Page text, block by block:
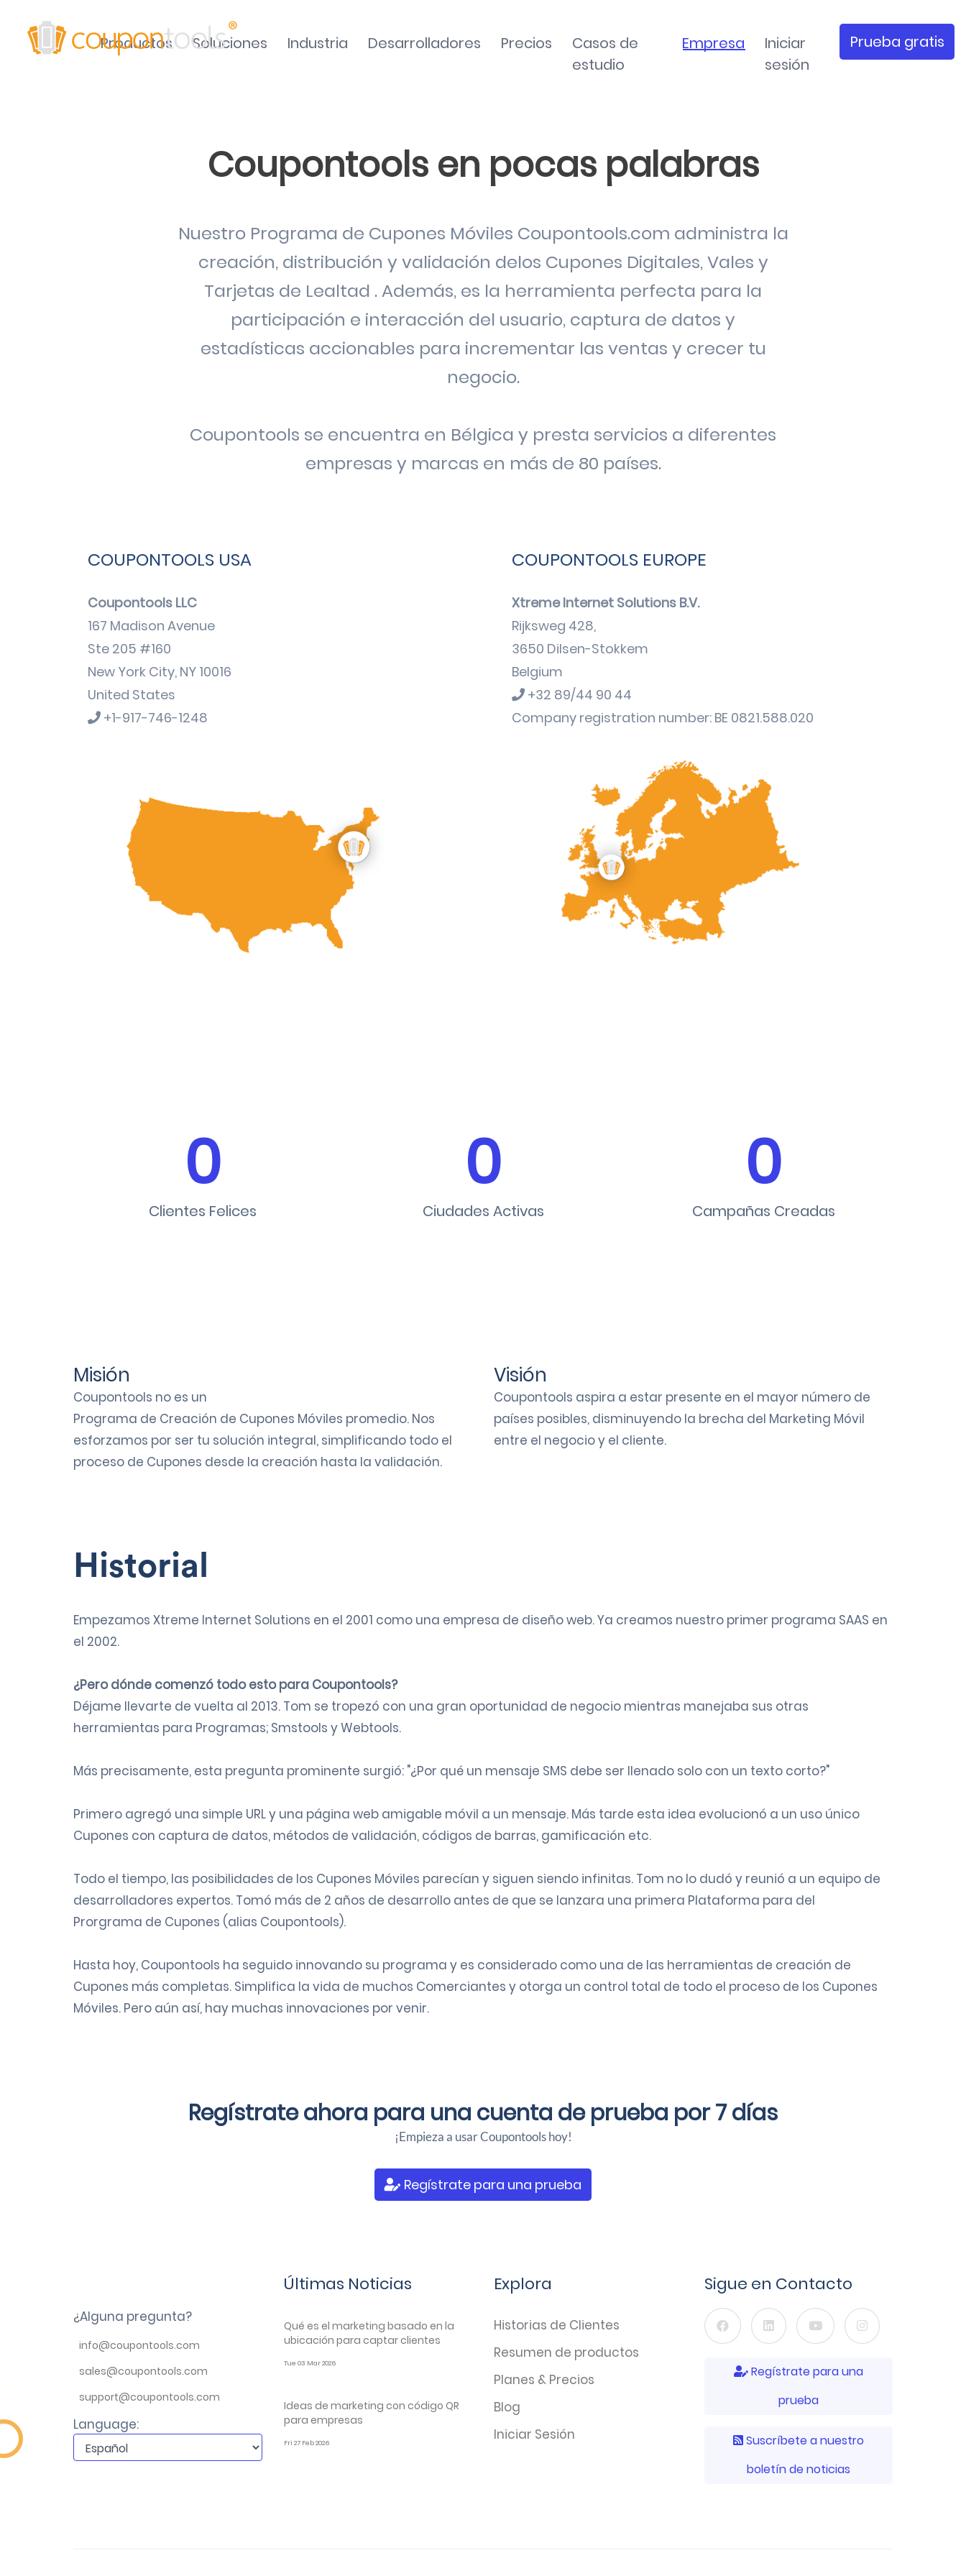
Productos Soluciones Industria Desarrolladores Precios
Casos de
estudio
Empresa
Iniciar
sesión
Prueba gratis
Coupontools en pocas palabras
Nuestro Programa de Cupones Móviles Coupontools.com administra la
creación, distribución y validación delos Cupones Digitales, Vales y
Tarjetas de Lealtad . Además, es la herramienta perfecta para la
participación e interacción del usuario, captura de datos y
estadísticas accionables para incrementar las ventas y crecer tu
negocio.
Coupontools se encuentra en Bélgica y presta servicios a diferentes
empresas y marcas en más de 80 países.
COUPONTOOLS USA
Coupontools LLC
167 Madison Avenue
Ste 205 #160
New York City, NY 10016
United States
+1-917-746-1248
COUPONTOOLS EUROPE
Xtreme Internet Solutions B.V.
Rijksweg 428,
3650 Dilsen-Stokkem
Belgium
+32 89/44 90 44
Company registration number: BE 0821.588.020
0
Clientes Felices
0
Ciudades Activas
0
Campañas Creadas
Misión
Coupontools no es un
Programa de Creación de Cupones Móviles promedio. Nos
esforzamos por ser tu solución integral, simplificando todo el
proceso de Cupones desde la creación hasta la validación.
Visión
Coupontools aspira a estar presente en el mayor número de
países posibles, disminuyendo la brecha del Marketing Móvil
entre el negocio y el cliente.
Historial
Empezamos Xtreme Internet Solutions en el 2001 como una empresa de diseño web. Ya creamos nuestro primer programa SAAS en
el 2002.
¿Pero dónde comenzó todo esto para Coupontools?
Déjame llevarte de vuelta al 2013. Tom se tropezó con una gran oportunidad de negocio mientras manejaba sus otras
herramientas para Programas; Smstools y Webtools.
Más precisamente, esta pregunta prominente surgió: "¿Por qué un mensaje SMS debe ser llenado solo con un texto corto?"
Primero agregó una simple URL y una página web amigable móvil a un mensaje. Más tarde esta idea evolucionó a un uso único
Cupones con captura de datos, métodos de validación, códigos de barras, gamificación etc.
Todo el tiempo, las posibilidades de los Cupones Móviles parecían y siguen siendo infinitas. Tom no lo dudó y reunió a un equipo de
desarrolladores expertos. Tomó más de 2 años de desarrollo antes de que se lanzara una primera Plataforma para del
Prorgrama de Cupones (alias Coupontools).
Hasta hoy, Coupontools ha seguido innovando su programa y es considerado como una de las herramientas de creación de
Cupones más completas. Simplifica la vida de muchos Comerciantes y otorga un control total de todo el proceso de los Cupones
Móviles. Pero aún así, hay muchas innovaciones por venir.
Regístrate ahora para una cuenta de prueba por 7 días
¡Empieza a usar Coupontools hoy!
Regístrate para una prueba
¿Alguna pregunta?
info@coupontools.com
sales@coupontools.com
support@coupontools.com
Language:
Últimas Noticias
Qué es el marketing basado en la
ubicación para captar clientes
Tue 03 Mar 2026
Ideas de marketing con código QR
para empresas
Fri 27 Feb 2026
Explora
Historias de Clientes
Resumen de productos
Planes & Precios
Blog
Iniciar Sesión
Sigue en Contacto
Regístrate para una
prueba
Suscríbete a nuestro
boletín de noticias